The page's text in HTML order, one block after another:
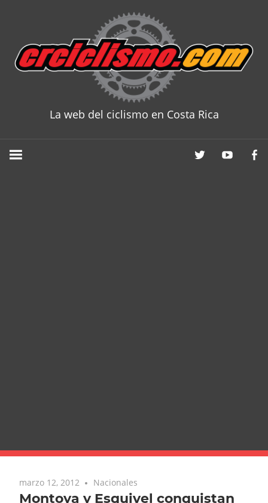
content
La web del ciclismo en Costa Rica
marzo 12, 2012 Nacionales
Montoya y Esquivel conquistan